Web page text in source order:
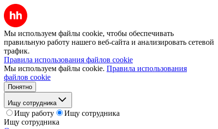
Мы используем файлы cookie, чтобы обеспечивать
правильную работу нашего веб-сайта и анализировать сетевой
трафик.
Правила использования файлов cookie
Мы используем файлы cookie. Правила использования
файлов cookie
Понятно
Ищу сотрудника
Ищу работу
Ищу сотрудника
Ищу сотрудника